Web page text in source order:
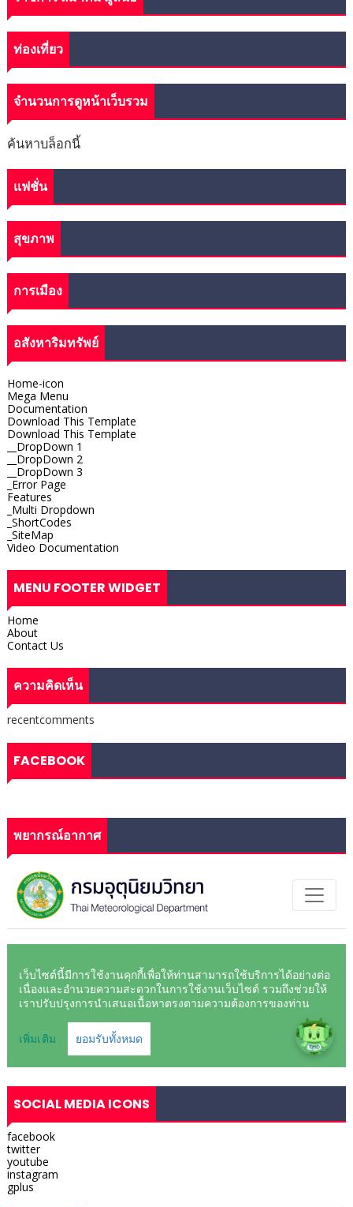
ท่องเที่ยว
จำนวนการดูหน้าเว็บรวม
ค้นหาบล็อกนี้
แฟชั่น
สุขภาพ
การเมือง
อสังหาริมทรัพย์
Home-icon
Mega Menu
Documentation
Download This Template
Download This Template
__DropDown 1
__DropDown 2
__DropDown 3
_Error Page
Features
_Multi Dropdown
_ShortCodes
_SiteMap
Video Documentation
MENU FOOTER WIDGET
Home
About
Contact Us
ความคิดเห็น
recentcomments
FACEBOOK
พยากรณ์อากาศ
SOCIAL MEDIA ICONS
facebook
twitter
youtube
instagram
gplus